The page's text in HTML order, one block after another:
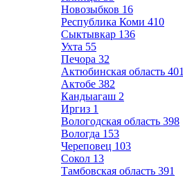
Новозыбков 16
Республика Коми 410
Сыктывкар 136
Ухта 55
Печора 32
Актюбинская область 401
Актобе 382
Кандыагаш 2
Иргиз 1
Вологодская область 398
Вологда 153
Череповец 103
Сокол 13
Тамбовская область 391